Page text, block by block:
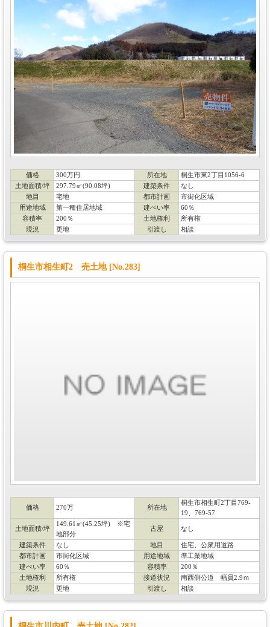
価格 300万円 所在地
桐生市東2丁目1056-6
土地面積/坪
297.79㎡(90.08坪) 建築条件
なし
地目
宅地 都市計画
市街化区域
用途地域
第一種住居地域 建ぺい率
60％
容積率
200％ 土地権利
所有権
現況
更地 引渡し 相談
桐生市相生町2 売土地 [No.283]
価格 270万 所在地
桐生市相生町2丁目769-
19、769-57
土地面積/坪
149.61㎡(45.25坪) ※宅
地部分
古屋 なし
建築条件 なし 地目
住宅、公衆用道路
都市計画
市街化区域 用途地域
準工業地域
建ぺい率
60％ 容積率
200％
土地権利
所有権 接道状況
南西側公道 幅員2.9ｍ
現況
更地 引渡し 相談